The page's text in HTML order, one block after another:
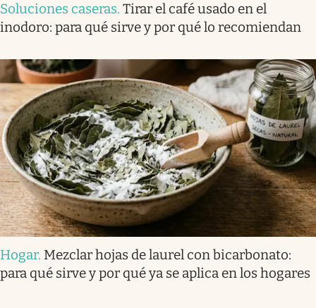
Soluciones caseras. Tirar el café usado en el
inodoro: para qué sirve y por qué lo recomiendan
Hogar. Mezclar hojas de laurel con bicarbonato:
para qué sirve y por qué ya se aplica en los hogares